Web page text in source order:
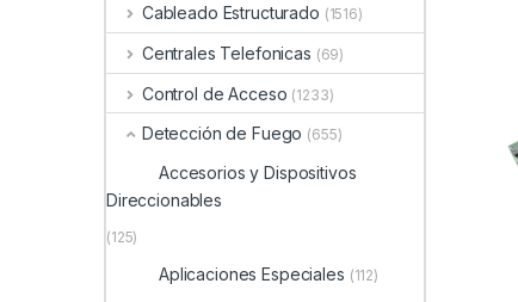
Cableado Estructurado (1516)
Centrales Telefonicas (69)
Control de Acceso (1233)
Detección de Fuego (655)
Accesorios y Dispositivos
Direccionables
(125)
Aplicaciones Especiales (112)